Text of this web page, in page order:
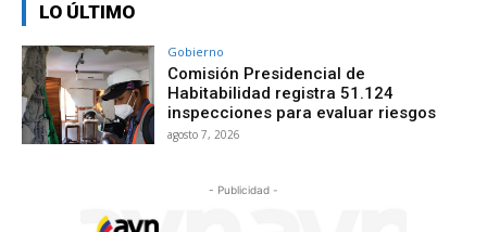
LO ÚLTIMO
Gobierno
Comisión Presidencial de
Habitabilidad registra 51.124
inspecciones para evaluar riesgos
agosto 7, 2026
- Publicidad -